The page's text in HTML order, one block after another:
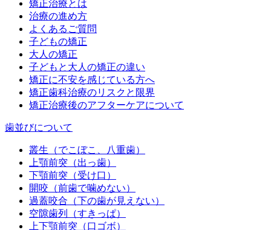
矯正治療とは
治療の進め方
よくあるご質問
子どもの矯正
大人の矯正
子どもと大人の矯正の違い
矯正に不安を感じている方へ
矯正歯科治療のリスクと限界
矯正治療後のアフターケアについて
歯並びについて
叢生（でこぼこ、八重歯）
上顎前突（出っ歯）
下顎前突（受け口）
開咬（前歯で噛めない）
過蓋咬合（下の歯が見えない）
空隙歯列（すきっぱ）
上下顎前突（口ゴボ）